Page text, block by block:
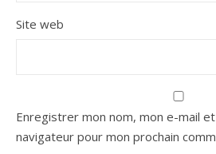
Site web
Enregistrer mon nom, mon e-mail
navigateur pour mon prochain